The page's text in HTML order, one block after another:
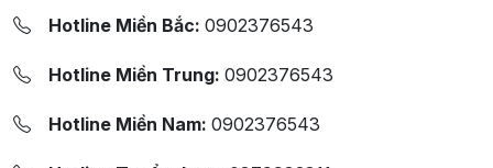
Hotline Miền Bắc: 0902376543
Hotline Miền Trung: 0902376543
Hotline Miền Nam: 0902376543